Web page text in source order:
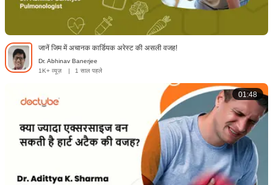
जानें जिम में अचानक कार्डियक अरेस्ट की असली वजह!
Dr. Abhinav Banerjee
1K+ व्यूज़
| 1 साल पहले
01:48